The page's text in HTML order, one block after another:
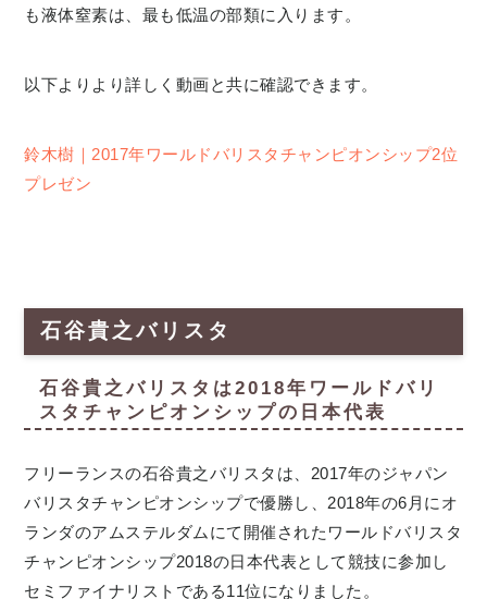
も液体窒素は、最も低温の部類に入ります。
以下よりより詳しく動画と共に確認できます。
鈴木樹｜2017年ワールドバリスタチャンピオンシップ2位
プレゼン
石谷貴之バリスタ
石谷貴之バリスタは2018年ワールドバリ
スタチャンピオンシップの日本代表
フリーランスの石谷貴之バリスタは、2017年のジャパン
バリスタチャンピオンシップで優勝し、2018年の6月にオ
ランダのアムステルダムにて開催されたワールドバリスタ
チャンピオンシップ2018の日本代表として競技に参加し
セミファイナリストである11位になりました。